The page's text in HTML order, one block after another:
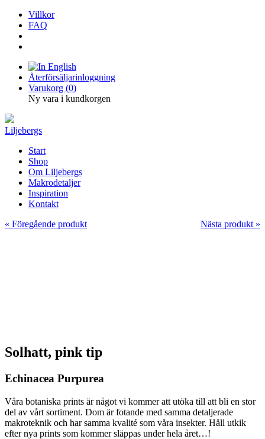
Villkor
FAQ
Återförsäljarinloggning
Varukorg (0)
Ny vara i kundkorgen
Liljebergs
Start
Shop
Om Liljebergs
Makrodetaljer
Inspiration
Kontakt
« Föregående produkt
Nästa produkt »
Solhatt, pink tip
Echinacea Purpurea
Våra botaniska prints är något vi kommer att utöka till att bli en stor
del av vårt sortiment. Dom är fotande med samma detaljerade
makroteknik och har samma kvalité som våra insekter. Håll utkik
efter nya prints som kommer släppas under hela året…!